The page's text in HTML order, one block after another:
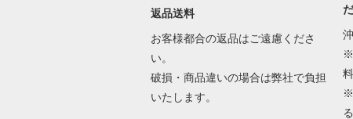
返品送料
お客様都合の返品はご遠慮くださ
い。
破損・商品違いの場合は弊社で負担
いたします。
※
料
※